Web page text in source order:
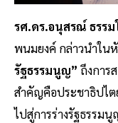
รศ.ดร.อนุสรณ์ ธรรม
พนมยงค์ กล่าวนำใน
รัฐธรรมนูญ” ถึงการ
สำคัญคือประชาธิปไ
ไปสู่การร่างรัฐธรรม